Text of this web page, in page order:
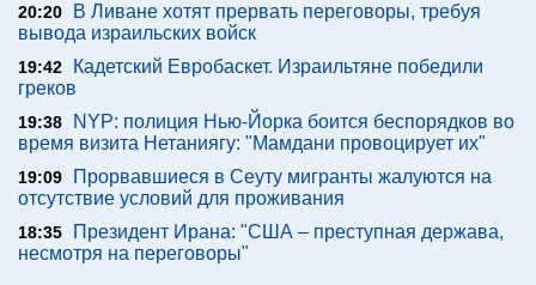
20:20
В Ливане хотят прервать переговоры, требуя
вывода израильских войск
19:42
Кадетский Евробаскет. Израильтяне победили
греков
19:38
NYP: полиция Нью-Йорка боится беспорядков во
время визита Нетаниягу: "Мамдани провоцирует их"
19:09
Прорвавшиеся в Сеуту мигранты жалуются на
отсутствие условий для проживания
18:35
Президент Ирана: "США – преступная держава,
несмотря на переговоры"